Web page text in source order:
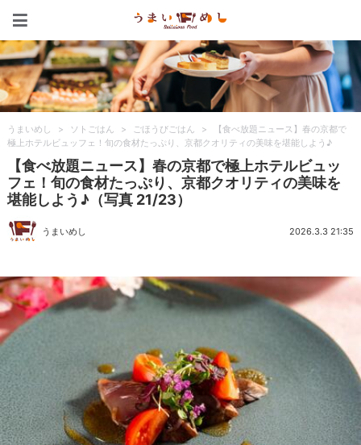
うまいめし > ソトごはん > ごほうびごはん >
【食べ放題ニュース】春の京都で
極上ホテルビュッフェ！旬の食材たっぷり、京都クオリティの美味を堪能しよう♪
【食べ放題ニュース】春の京都で極上ホテルビュッ
フェ！旬の食材たっぷり、京都クオリティの美味を
堪能しよう♪（写真 21/23）
うまいめし 2026.3.3 21:35